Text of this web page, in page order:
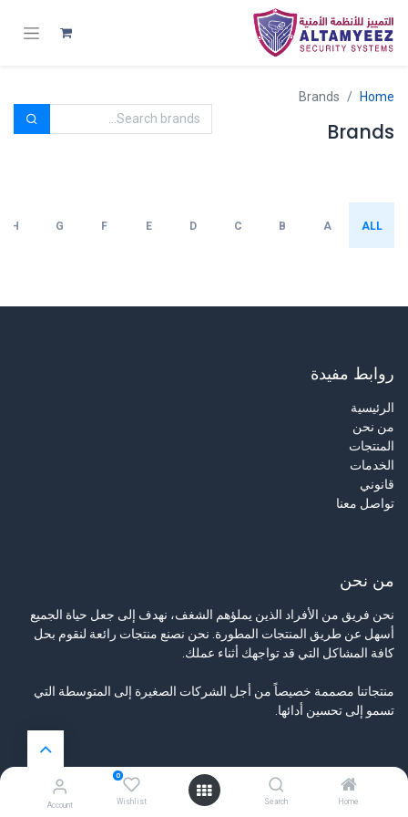
Home
Search
0
Wishlist
Account
Home
Brands
Brands
ALL
A
B
C
D
E
F
G
H
روابط مفيدة
الرئيسية
من نحن
المنتجات
الخدمات
قانوني
تواصل معنا
من نحن
نحن فريق من الأفراد الذين يملؤهم الشغف، نهدف إلى جعل حياة الجميع
أسهل عن طريق المنتجات المطورة. نحن نصنع منتجات رائعة لنقوم بحل
كافة المشاكل التي قد تواجهك أثناء عملك.
منتجاتنا مصممة خصيصاً من أجل الشركات الصغيرة إلى المتوسطة التي
تسمو إلى تحسين أدائها.
تواصل معنا